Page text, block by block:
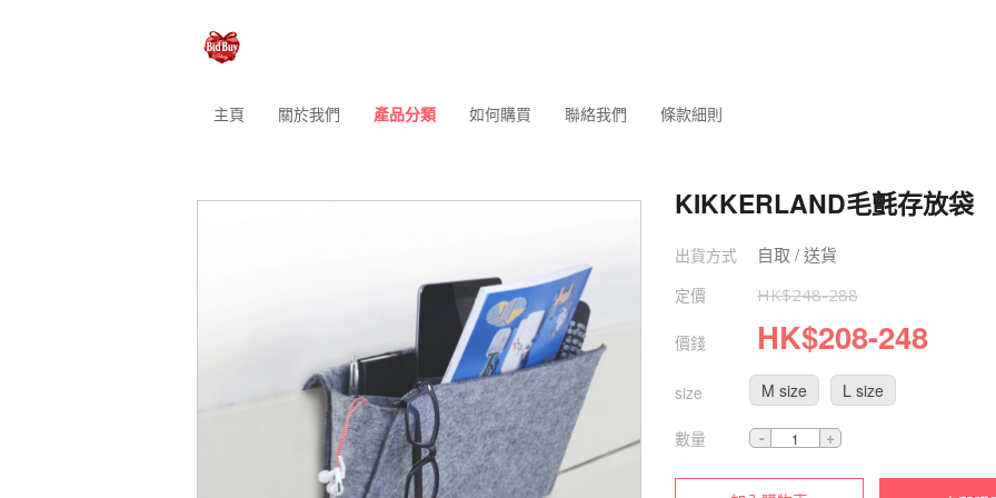
主頁 關於我們 產品分類 如何購買 聯絡我們 條款細則
KIKKERLAND毛氈存放袋
出貨方式 自取 / 送貨
定價 HK$248-288
價錢 HK$208-248
size M size L size
數量